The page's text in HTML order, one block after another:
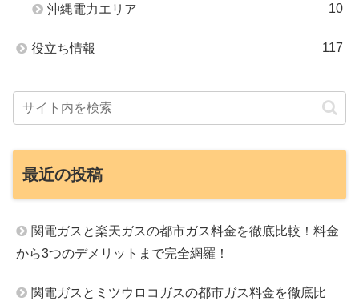
沖縄電力エリア 10
役立ち情報 117
最近の投稿
関電ガスと楽天ガスの都市ガス料金を徹底比較！料金
から3つのデメリットまで完全網羅！
関電ガスとミツウロコガスの都市ガス料金を徹底比